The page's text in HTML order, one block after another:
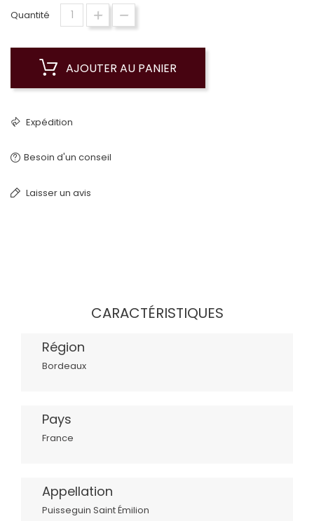
Quantité
AJOUTER AU PANIER
Expédition
Besoin d'un conseil
Laisser un avis
CARACTÉRISTIQUES
Région
Bordeaux
Pays
France
Appellation
Puisseguin Saint Émilion